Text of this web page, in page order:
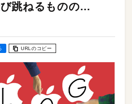
跳ねるものの…
URLのコピー